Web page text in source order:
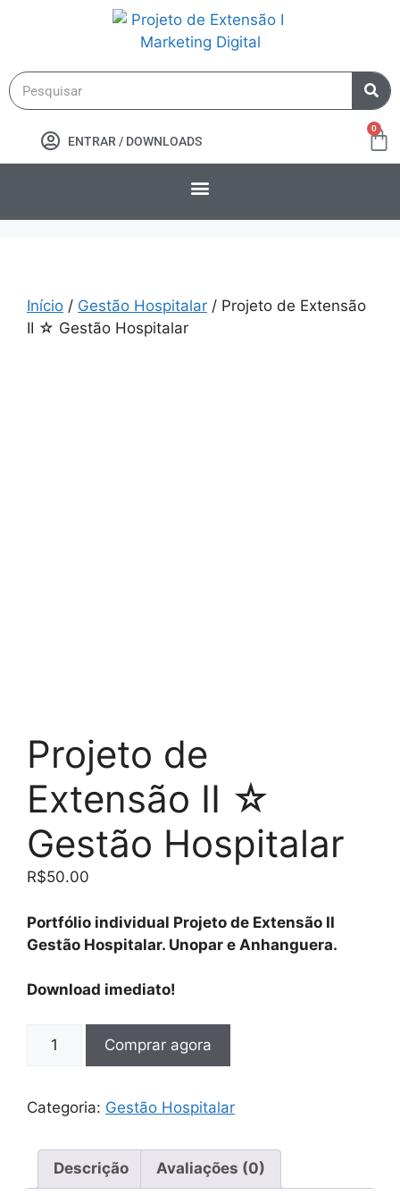
ENTRAR / DOWNLOADS
0
Início / Gestão Hospitalar / Projeto de Extensão
II ☆ Gestão Hospitalar
Projeto de
Extensão II ☆
Gestão Hospitalar
R$50.00
Portfólio individual Projeto de Extensão II
Gestão Hospitalar. Unopar e Anhanguera.
Download imediato!
Comprar agora
Categoria: Gestão Hospitalar
Descrição Avaliações (0)